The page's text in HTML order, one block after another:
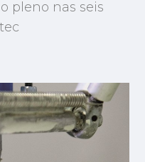
pleno nas seis